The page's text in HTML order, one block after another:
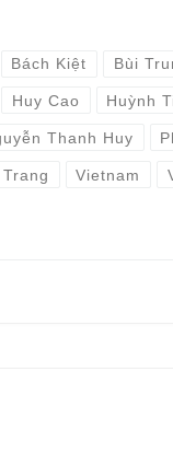
Bách Kiệt Bùi
Huy Cao Huỳnh
Thanh Huy
Vietnam